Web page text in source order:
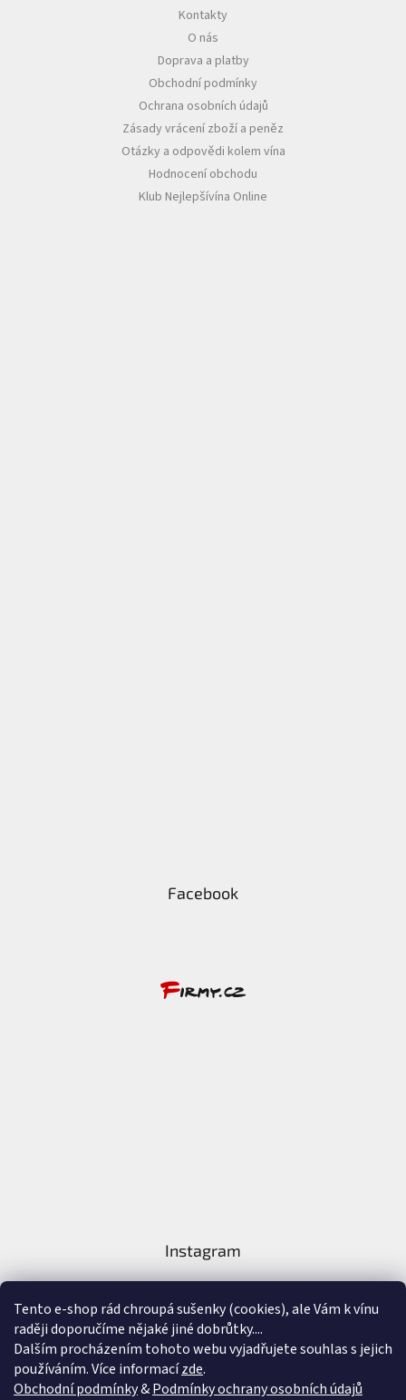
Tento e-shop rád chroupá sušenky (cookies), ale Vám k vínu
raději doporučíme nějaké jiné dobrůtky....
Dalším procházením tohoto webu vyjadřujete souhlas s jejich
používáním. Více informacízde.
Obchodní podmínky&Podmínky ochrany osobních údajů
Kontakty
O nás
Doprava a platby
Obchodní podmínky
Ochrana osobních údajů
Zásady vrácení zboží a peněz
Otázky a odpovědi kolem vína
Hodnocení obchodu
Klub Nejlepšívína Online
Facebook
Instagram
Sledovat na Instagramu